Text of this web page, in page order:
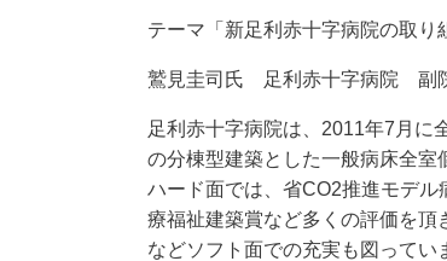
テーマ「 新足利赤十字病院の取
鷲見圭司 氏 足利赤十字病院 副
足利赤十字病院は、2011年7月に
の分棟型建築とした一般病床全室
ハード面では、省CO2推進モデル
療福祉建築賞など多くの評価を頂
などソフト面での充実も図ってい